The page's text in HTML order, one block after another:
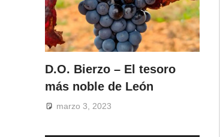
D.O. Bierzo – El tesoro
más noble de León
marzo 3, 2023